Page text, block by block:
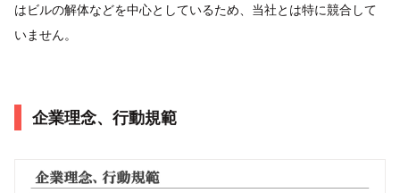
はビルの解体などを中心としているため、当社とは特に競合して
いません。
企業理念、行動規範